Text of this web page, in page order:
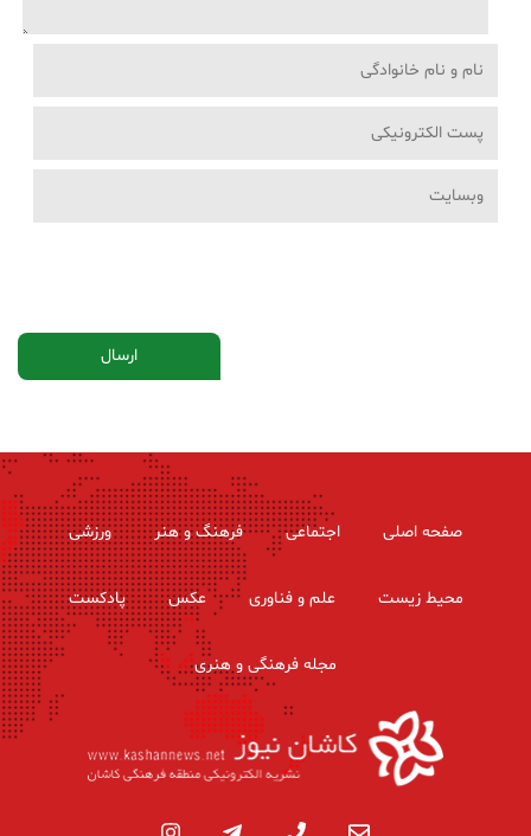
صفحه اصلی اجتماعی فرهنگ و هنر ورزشی
محیط زیست علم و فناوری عکس پادکست
مجله فرهنگی و هنری